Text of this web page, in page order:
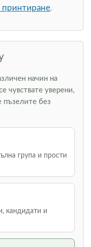
принтиране.
начин на
чувствате уверени,
пъзелите без
група и прости
кандидати и